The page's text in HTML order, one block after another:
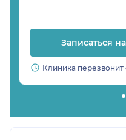
Записаться
Клиника перезвонит